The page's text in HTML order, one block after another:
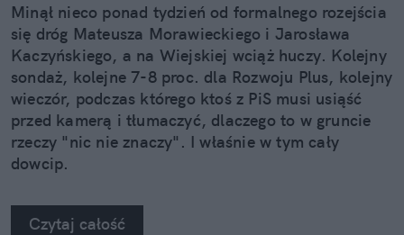
Minął nieco ponad tydzień od formalnego rozejścia
się dróg Mateusza Morawieckiego i Jarosława
Kaczyńskiego, a na Wiejskiej wciąż huczy. Kolejny
sondaż, kolejne 7-8 proc. dla Rozwoju Plus, kolejny
wieczór, podczas którego ktoś z PiS musi usiąść
przed kamerą i tłumaczyć, dlaczego to w gruncie
rzeczy "nic nie znaczy". I właśnie w tym cały
dowcip.
Czytaj całość